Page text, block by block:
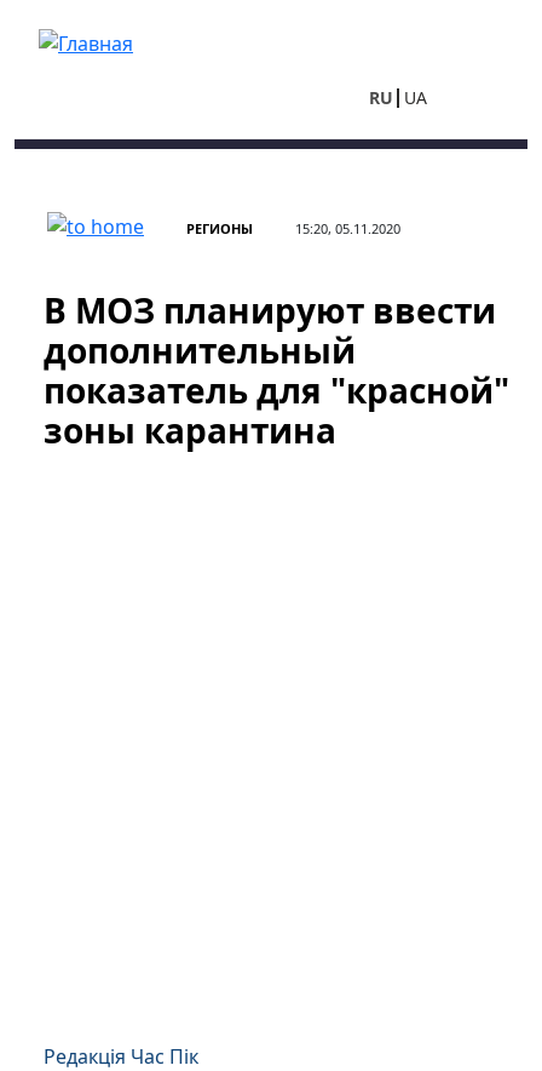
RU UA
РЕГИОНЫ 15:20, 05.11.2020
В МОЗ планируют ввести
дополнительный
показатель для "красной"
зоны карантина
Редакція Час Пік